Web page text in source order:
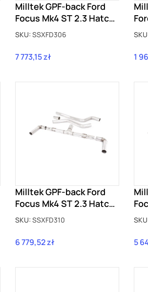
Milltek GPF-back Ford
Focus Mk4 ST 2.3 Hatch
z GPF SSXFD306
SKU: SSXFD306
Cena
7 773,15 zł 1
Milltek GPF-back Ford
Focus Mk4 ST 2.3 Hatch
z GPF SSXFD310
SKU: SSXFD310
Cena
6 779,52 zł
z
5